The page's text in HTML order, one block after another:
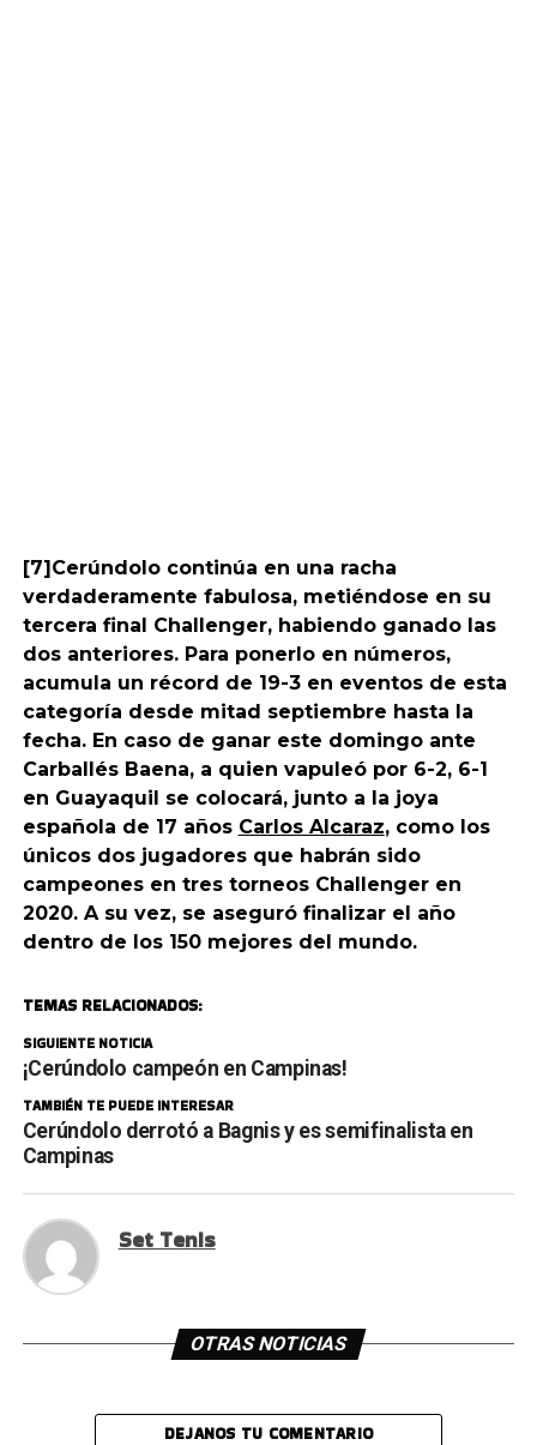
[7]Cerúndolo continúa en una racha
verdaderamente fabulosa, metiéndose en su
tercera final Challenger, habiendo ganado las
dos anteriores. Para ponerlo en números,
acumula un récord de 19-3 en eventos de esta
categoría desde mitad septiembre hasta la
fecha. En caso de ganar este domingo ante
Carballés Baena, a quien vapuleó por 6-2, 6-1
en Guayaquil se colocará, junto a la joya
española de 17 años Carlos Alcaraz, como los
únicos dos jugadores que habrán sido
campeones en tres torneos Challenger en
2020. A su vez, se aseguró finalizar el año
dentro de los 150 mejores del mundo.
TEMAS RELACIONADOS:
SIGUIENTE NOTICIA
¡Cerúndolo campeón en Campinas!
TAMBIÉN TE PUEDE INTERESAR
Cerúndolo derrotó a Bagnis y es semifinalista en
Campinas
Set Tenis
OTRAS NOTICIAS
DEJANOS TU COMENTARIO